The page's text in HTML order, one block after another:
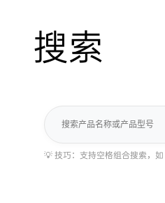
搜索